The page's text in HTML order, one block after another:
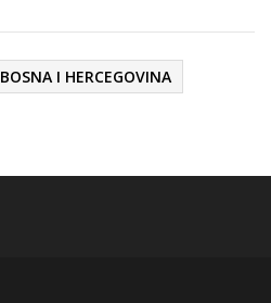
BOSNA I HERCEGOVINA